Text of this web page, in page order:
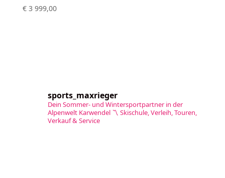
€3 999,00
sports_maxrieger
Dein Sommer- und Wintersportpartner in der
Alpenwelt Karwendel〽️ Skischule, Verleih, Touren,
Verkauf & Service